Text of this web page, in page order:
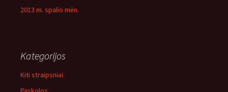
2013 m. spalio mėn.
Kategorijos
Kiti straipsniai